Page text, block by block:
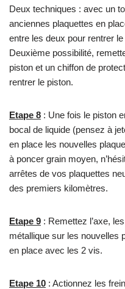
Deux techniques : avec un
anciennes plaquettes en
entre les deux pour rentrer le
Deuxième possibilité,
piston et un chiffon de
rentrer le piston.
Etape 8 : Une fois le piston
bocal de liquide (pensez à
en place les nouvelles
à poncer grain moyen,
arrêtes de vos plaquettes
des premiers kilomètres.
Etape 9 : Remettez l’axe,
métallique sur les nouvelles
en place avec les 2 vis.
Etape 10 : Actionnez les